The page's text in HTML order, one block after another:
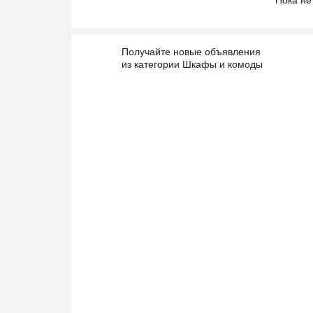
Получайте новые объявления
из категории Шкафы и комоды